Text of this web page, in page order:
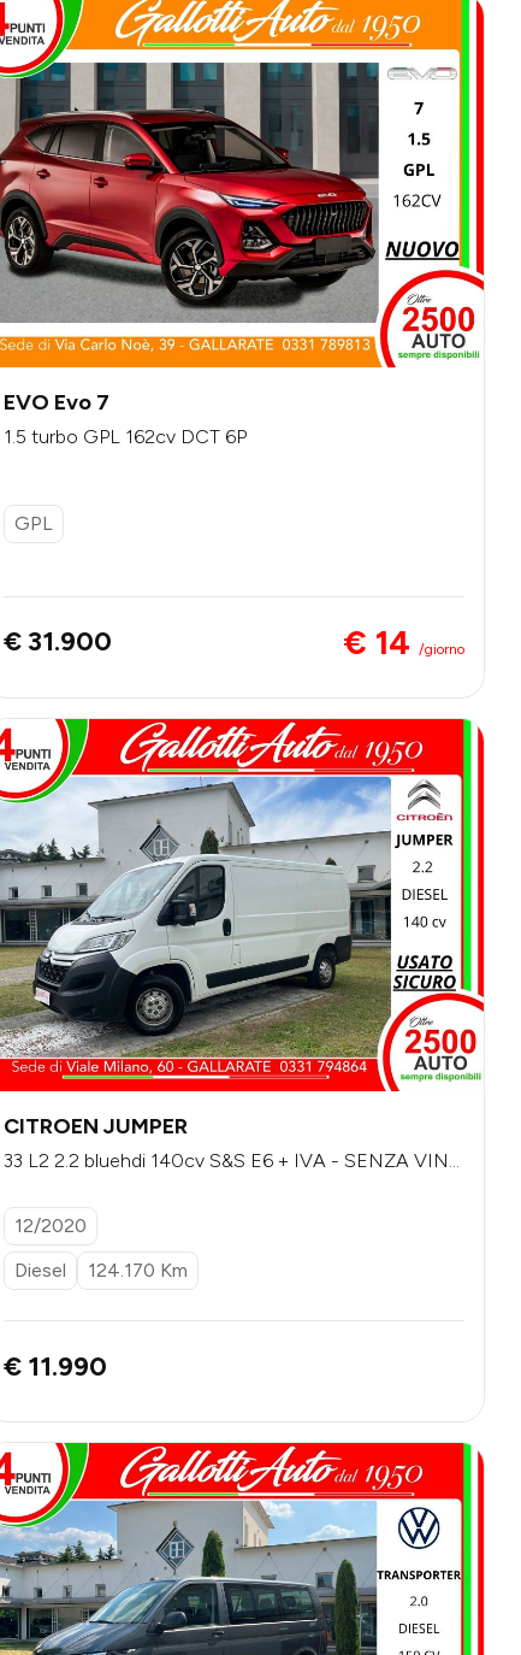
EVO Evo 7
1.5 turbo GPL 162cv DCT 6P
GPL
€ 31.900 € 14 /giorno
CITROEN JUMPER
33 L2 2.2 bluehdi 140cv S&S E6 + IVA - SENZA VINC
12/2020
Diesel
124.170 Km
€ 11.990